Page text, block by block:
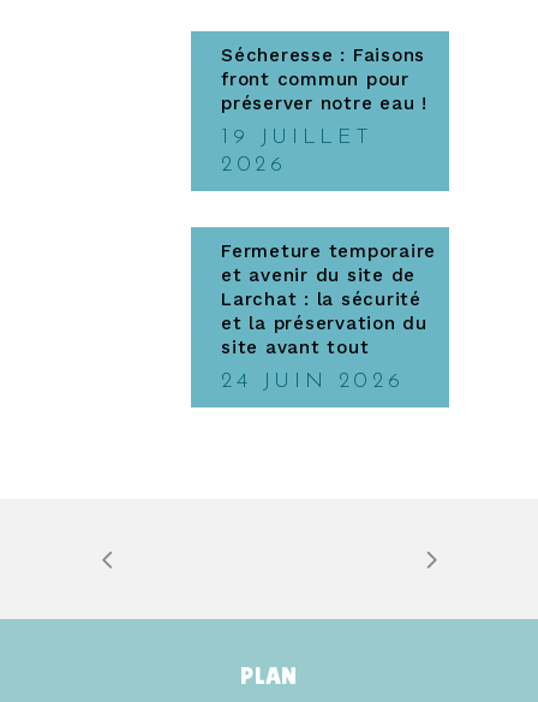
Sécheresse : Faisons
front commun pour
préserver notre eau !
19 JUILLET
2026
Fermeture temporaire
et avenir du site de
Larchat : la sécurité
et la préservation du
site avant tout
24 JUIN 2026
PLAN